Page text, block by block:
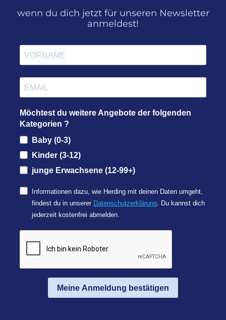
wenn du dich jetzt für unseren Newsletter
anmeldest!
Möchtest du weitere Angebote der folgenden
Kategorien ?
Baby (0-3)
Kinder (3-12)
junge Erwachsene (12-99+)
Informationen dazu, wie Herding mit deinen Daten umgeht,
findest du in unserer Datenschutzerklärung. Du kannst dich
jederzeit kostenfrei abmelden.
Meine Anmeldung bestätigen